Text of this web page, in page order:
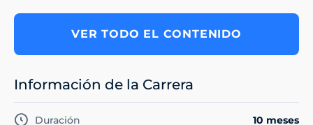
VER TODO EL CONTENIDO
Información de la Carrera
Duración 10 meses